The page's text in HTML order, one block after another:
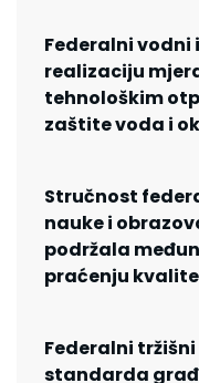
Federalni
realizaciju
tehnološkim
zaštite voda i
Stručnost
nauke i
podržala
praćenju
Federalni
standarda